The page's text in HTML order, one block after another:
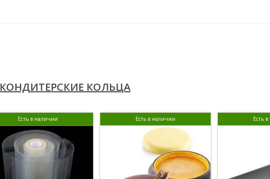
КОНДИТЕРСКИЕ КОЛЬЦА
Есть в наличии Есть в наличии Есть